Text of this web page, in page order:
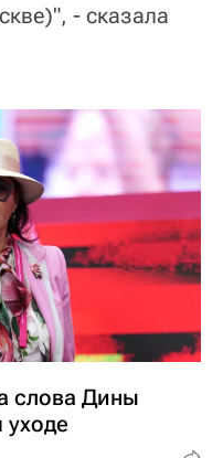
- сказала
слова Дины